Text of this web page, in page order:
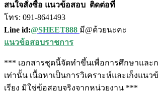
สนใจสั่งซื้อ แนวข้อสอบ ติดต่อที่
โทร: 091-8641493
Line id:@SHEET888 มี@ด้วยนะคะ
แนวข้อสอบราชการ
*** เอกสารชุดนี้จัดทำขึ้นเพื่อการศึกษาและ
เท่านั้น เนื้อหาเป็นการวิเคราะห์และเก็งแนว
เรียง มิใช่ข้อสอบจริงจากหน่วยงาน ***